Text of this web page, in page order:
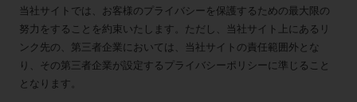
当社サイトでは、お客様のプライバシーを保護するための最大限の
努力をすることを約束いたします。ただし、当社サイト上にあるリ
ンク先の、第三者企業においては、当社サイトの責任範囲外とな
り、その第三者企業が設定するプライバシーポリシーに準じること
となります。